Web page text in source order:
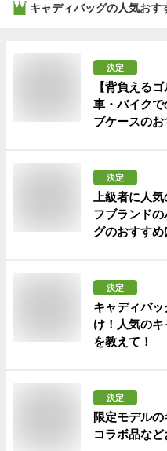
キャディバッグの人気おす
決定
【背負える
車・バイク
ブケースのお
決定
上級者に人
フブランド
グのおすすめ
決定
キャディバ
け！人気の
を教えて！
決定
限定モデル
コラボ品など